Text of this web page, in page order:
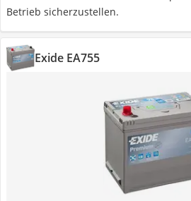
Betrieb sicherzustellen.
Exide EA755